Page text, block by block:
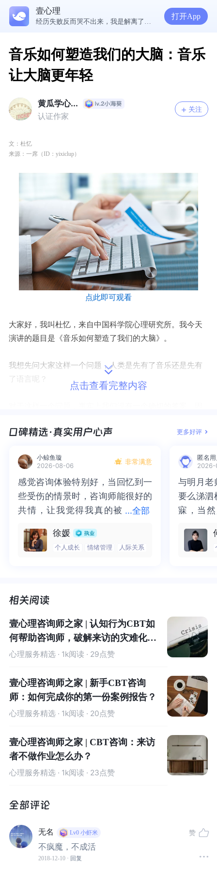
壹心理
打开App
音乐如何塑造我们的大脑：音乐
让大脑更年轻
黄瓜学心...
认证作家
关注
文：杜忆
来源：一席（ID：yixiclup）
点此即可观看
大家好，我叫杜忆，来自中国科学院心理研究所。我今天
演讲的题目是《音乐如何塑造了我们的大脑》。
我想先问大家这样一个问题，人类是先有了音乐还是先有
了语言呢？
作为一个发声体来表达思想和情感的工具。人类祖先的声
能做的只是通过发音器官以及大脑的进化过程来推导。
人类在能够掌握一些复杂的发音动作以表达不同的语义信
息之前，他们已经知道如何通过控制声音的强弱节奏来表
达自己的情感，所以这可能就是音乐的起源。
大家知道最早的人类的乐器是什么吗？是一枚出土于德
大家知道最早的文字形式是什么吗？有人说甲骨文，但其
点击查看完整内容
更多好评
小鲸鱼璇
2026-08-06
非常满意
...全部
感觉咨询体验特别好，当回忆到一
些受伤的情景时，咨询师能很好的
共情，让我觉得我真的被
一部分未处理的情绪被注意到了，
而且当咨询师准确说出我当时的情
觉轻快了很多，感觉轻松了。很感
谢咨询师姐姐！
感觉咨询体验特别好，当回忆到一
些受伤的情景时，咨询师能很好的
共情，让我觉得我真的被抱住了。
处理的情绪被注意到了，而且当咨
询师准确说出我当时的情绪，我感
了很多，感觉轻松了。很感谢咨询
师姐姐！
徐媛
个人成长 情绪管理 人际关系
匿名
2026-
与明月老
要么涕泗
寐，当
来，觉
再困于
与明月老
要么涕泗
寐，当然
不必再
梏，更
壹心理咨询师之家 | 认知行为CBT如
何帮助咨询师，破解来访的灾难化思
维
心理服务精选 · 1k阅读 · 29点赞
壹心理咨询师之家 | 新手CBT咨询
师：如何完成你的第一份案例报告？
心理服务精选 · 1k阅读 · 20点赞
壹心理咨询师之家 | CBT咨询：来访
者不做作业怎么办？
心理服务精选 · 1k阅读 · 23点赞
无名 Lv0 小虾米
不疯魔，不成活
2018-12-10 · 回复
赞